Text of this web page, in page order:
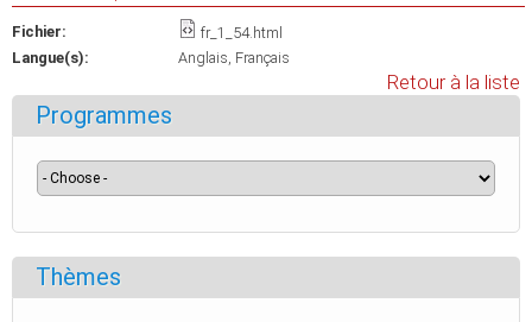
Fichier:
fr_1_54.html
Langue(s):
Anglais Français
Retour à la liste
Programmes
Thèmes